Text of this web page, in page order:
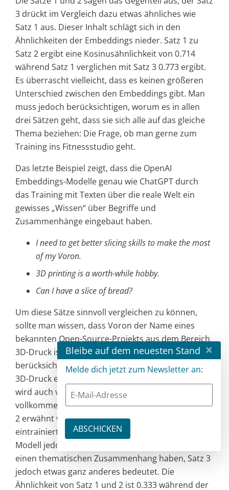
3 drückt im Vergleich dazu etwas ähnliches wie
Satz 1 aus. Dieser Inhalt schlägt sich in den
Ähnlichkeiten der Embeddings nieder. Satz 1 zu
Satz 2 ergibt eine Kosinusähnlichkeit von 0.714
während Satz 1 verglichen mit Satz 3 0.773 ergibt.
Es überrascht vielleicht, dass es keinen größeren
Unterschied zwischen den Embeddings gibt. Man
muss jedoch berücksichtigen, worum es in allen
drei Sätzen geht, dass sie sich alle auf das gleiche
Thema beziehen: Die Frage, ob man gerne zum
Training ins Fitnessstudio geht.
Das letzte Beispiel zeigt, dass die OpenAI
Embeddings-Modelle genau wie ChatGPT durch
das Training mit Texten über die reale Welt ein
gewisses „Wissen“ über Begriffe und
Zusammenhänge eingebaut haben.
I need to get better slicing skills to make the most
of my Voron.
3D printing is a worth-while hobby.
Can I have a slice of bread?
Um diese Sätze sinnvoll vergleichen zu können,
sollte man wissen, dass Voron der Name eines
bekannten Open-Source-Projekts aus dem Bereich
3D-Druck ist. Außerdem ist es wichtig zu
berücksichtigen, dass Slicing ein Begriff ist, der bei
3D-Druck eine wichtige Rolle spielt. Im dritten Satz
wird auch von Slice gesprochen, jedoch in einem
vollkommen anderen Kontext als in Satz 1. Der Satz
2 erwähnt weder Slicing noch Voron. Durch das
eintrainierte Wissen kann das OpenAI Embeddings-
Modell jedoch erkennen, dass die Sätze 1 und 2
einen thematischen Zusammenhang haben, Satz 3
jedoch etwas ganz anderes bedeutet. Die
Ähnlichkeit von Satz 1 und 2 ist 0.333 während der
Bleibe auf dem neuesten Stand ×
Melde dich jetzt zum Newsletter an: